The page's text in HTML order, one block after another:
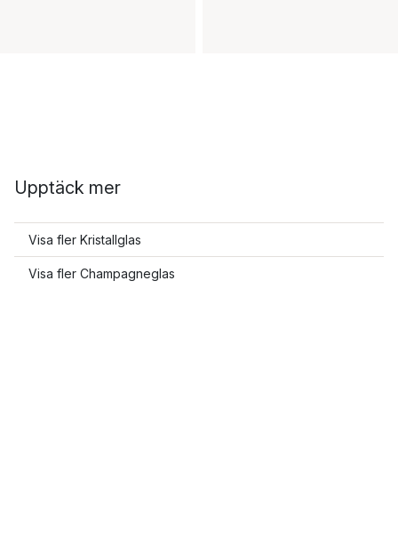
Upptäck mer
Visa fler Kristallglas
Visa fler Champagneglas